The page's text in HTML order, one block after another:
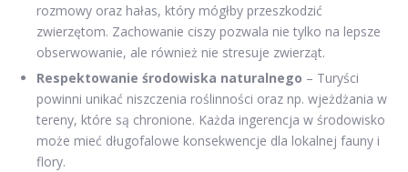
rozmowy oraz hałas, który mógłby przeszkodzić
zwierzętom. Zachowanie ciszy pozwala nie tylko na lepsze
obserwowanie, ale również nie stresuje zwierząt.
Respektowanie środowiska naturalnego – Turyści
powinni unikać niszczenia roślinności oraz np. wjeżdżania w
tereny, które są chronione. Każda ingerencja w środowisko
może mieć długofalowe konsekwencje dla lokalnej fauny i
flory.